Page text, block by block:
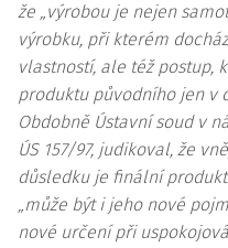
že „výrobou je nejen
výrobku, při kterém
vlastností, ale též postup,
produktu původního jen v
Obdobně Ústavní soud v
ÚS 157/97, judikoval, že
důsledku je finální
„může být i jeho nové
nové určení při